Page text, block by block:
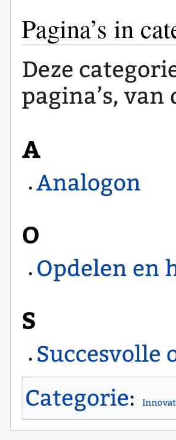
Pagina’s in
Deze
pagina’s,
A
Analogon
O
Opdelen en
S
Succesvolle
Categorie: